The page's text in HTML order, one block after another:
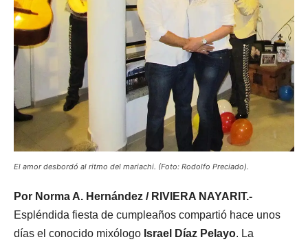
El amor desbordó al ritmo del mariachi. (Foto: Rodolfo Preciado).
Por Norma A. Hernández / RIVIERA NAYARIT.-
Espléndida fiesta de cumpleaños compartió hace unos
días el conocido mixólogo Israel Díaz Pelayo. La